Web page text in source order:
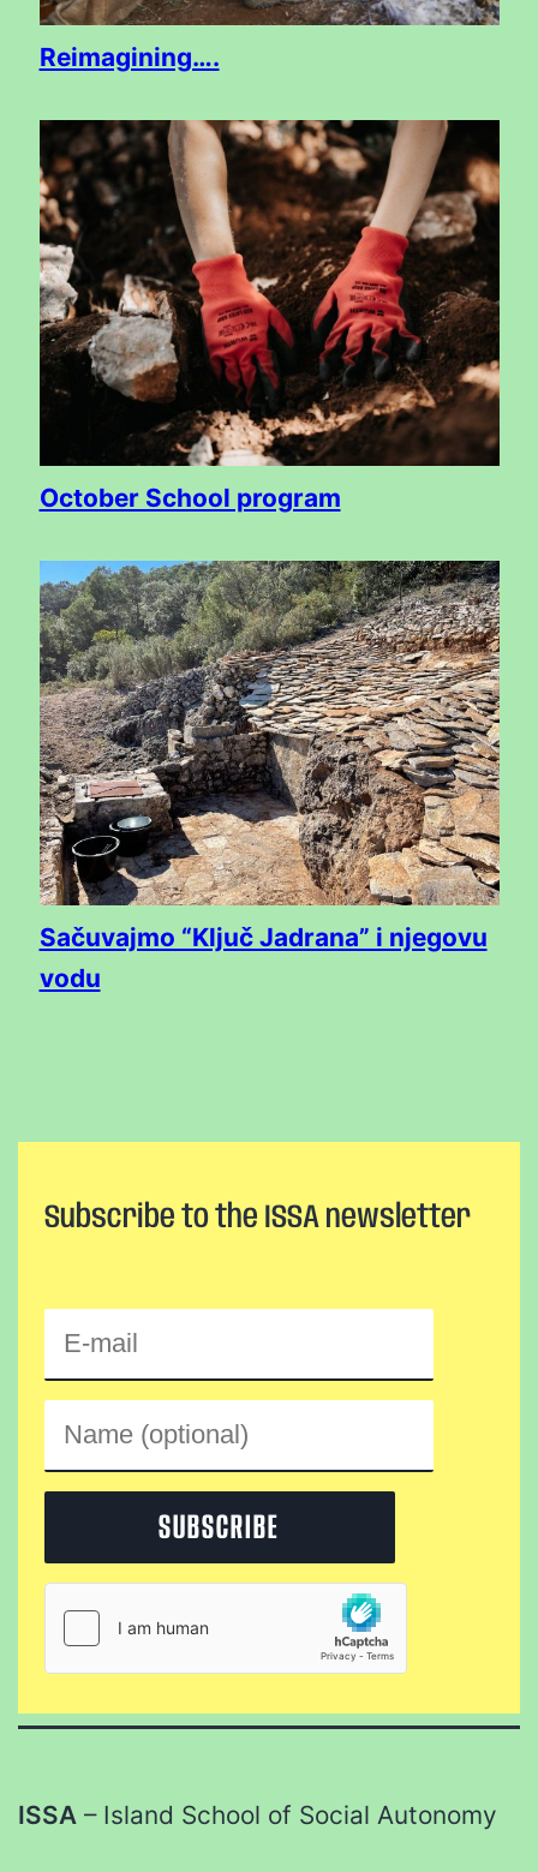
Reimagining….
October School program
Sačuvajmo “Ključ Jadrana” i njegovu
vodu
Subscribe to the ISSA newsletter
ISSA – Island School of Social Autonomy